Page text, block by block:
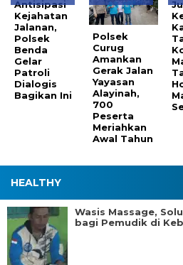
Antisipasi
Kejahatan
Jalanan,
Polsek
Benda
Gelar
Patroli
Dialogis
Bagikan Ini
Polsek
Curug
Amankan
Gerak Jalan
Yayasan
Alayinah,
700
Peserta
Meriahkan
Awal Tahun
HEALTHY
Wasis Massage,
bagi Pemudik di